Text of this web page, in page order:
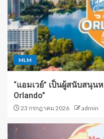
MLM
“แอมเวย์” เป็นผู้สนับสนุน
Orlando”
23 กรกฎาคม 2026 admin